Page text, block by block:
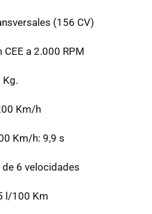
(156 CV)
a 2.000 RPM
Kg.
Km/h
Km/h: 9,9 s
6 velocidades
l/100 Km